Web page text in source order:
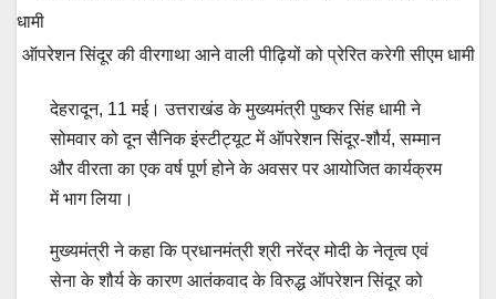
ऑपरेशन सिंदूर की वीरगाथा आने वाली पीढ़ियों को प्रेरित करेगी सीएम धामी
देहरादून, 11 मई। उत्तराखंड के मुख्यमंत्री पुष्कर सिंह धामी ने
सोमवार को दून सैनिक इंस्टीट्यूट में ऑपरेशन सिंदूर-शौर्य, सम्मान
और वीरता का एक वर्ष पूर्ण होने के अवसर पर आयोजित कार्यक्रम
में भाग लिया।
मुख्यमंत्री ने कहा कि प्रधानमंत्री श्री नरेंद्र मोदी के नेतृत्व एवं
सेना के शौर्य के कारण आतंकवाद के विरुद्ध ऑपरेशन सिंदूर को